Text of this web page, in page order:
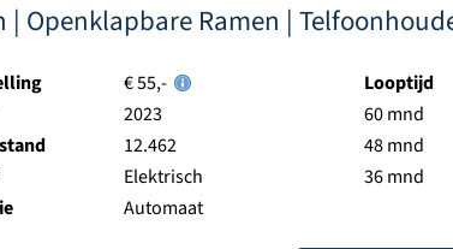
| Openklapbare Ramen |
€ 55,-
2023
12.462
Elektrisch
Automaat
Looptijd
60 mnd
48 mnd
36 mnd